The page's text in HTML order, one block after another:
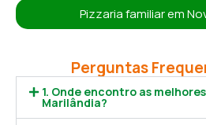
Pizzaria familiar em
Perguntas
1. Onde encontro as
Marilândia?